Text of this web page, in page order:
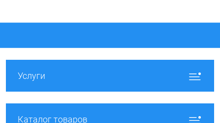
Услуги
Каталог товаров